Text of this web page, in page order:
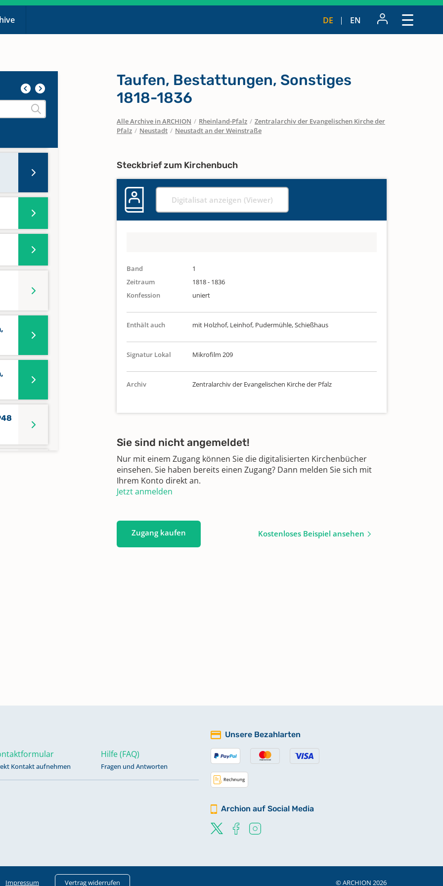
DE EN
Taufen, Bestattungen, Sonstiges
1818-1836
Alle Archive in ARCHION / Rheinland-Pfalz / Zentralarchiv der Evangelischen Kirche der
Pfalz / Neustadt / Neustadt an der Weinstraße
Steckbrief zum Kirchenbuch
Digitalisat anzeigen (Viewer)
Band
1
Zeitraum
1818 - 1836
Konfession
uniert
Enthält auch mit Holzhof, Leinhof, Pudermühle, Schießhaus
Signatur Lokal Mikrofilm 209
Archiv Zentralarchiv der Evangelischen Kirche der Pfalz
Sie sind nicht angemeldet!
Nur mit einem Zugang können Sie die digitalisierten Kirchenbücher
einsehen. Sie haben bereits einen Zugang? Dann melden Sie sich mit
Ihrem Konto direkt an.
Jetzt anmelden
Zugang kaufen Kostenloses Beispiel ansehen
Kontakt aufnehmen
Hilfe (FAQ)
Fragen und Antworten
Unsere Bezahlarten
Archion auf Social Media
Impressum Vertrag widerrufen © ARCHION 2026